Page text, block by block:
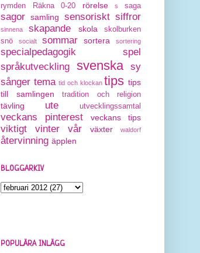
rymden Räkna 0-20 rörelse s saga
sagor samling sensoriskt siffror
sinnena skapande skola
skolburken
snö
socialt sommar sortera sortering
specialpedagogik
spel
språkutveckling
svenska
sy
sånger tema tid och klockan tips tips
till samlingen
tradition och religion
tävling ute utvecklingssamtal
veckans pinterest veckans tips
viktigt vinter vår växter waldorf
återvinning äpplen
BLOGGARKIV
POPULÄRA INLÄGG